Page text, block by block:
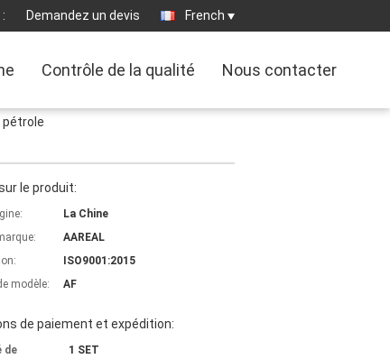
Demandez un devis French
Contrôle de la qualité Nous contacter
pétrole
le produit:
La Chine
AAREAL
ISO9001:2015
modèle:
AF
de paiement et expédition:
de
1 SET